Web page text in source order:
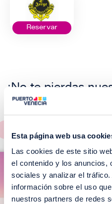
Esta página web usa
Las cookies de este sitio
el contenido y los anuncios,
sociales y analizar el
información sobre el uso
nuestros partners de redes
Reservar
¡No te pierdas
EVENTOS!
m
a
g